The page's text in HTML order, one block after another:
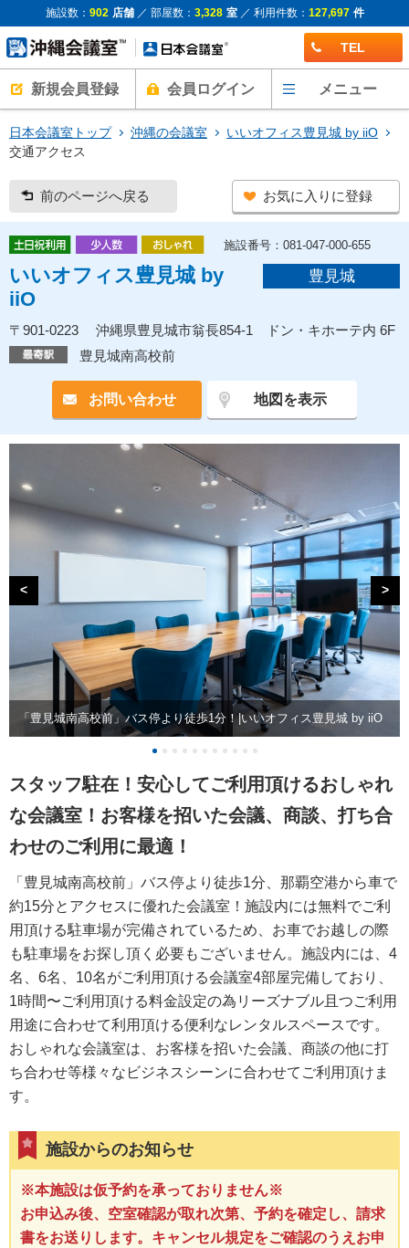
施設数： 902 店舗／ 部屋数： 3,328 室／ 利用件数： 127,697 件
TEL
新規会員登録 会員ログイン メニュー
日本会議室トップ 沖縄の会議室
いいオフィス豊見城 by iiO
交通アクセス
前のページへ戻る お気に入りに登録
施設番号：081-047-000-655
いいオフィス豊見城 by
iiO
豊見城
〒901-0223 沖縄県豊見城市翁長854-1 ドン・キホーテ内 6F
豊見城南高校前
お問い合わせ 地図を表示
「豊見城南高校前」バス停より徒歩1分！|いいオフィス豊見城 by iiO
< >
スタッフ駐在！安心してご利用頂けるおしゃれ
な会議室！お客様を招いた会議、商談、打ち合
わせのご利用に最適！
「豊見城南高校前」バス停より徒歩1分、那覇空港から車で
約15分とアクセスに優れた会議室！施設内には無料でご利
用頂ける駐車場が完備されているため、お車でお越しの際
も駐車場をお探し頂く必要もございません。施設内には、4
名、6名、10名がご利用頂ける会議室4部屋完備しており、
1時間〜ご利用頂ける料金設定の為リーズナブル且つご利用
用途に合わせて利用頂ける便利なレンタルスペースです。
おしゃれな会議室は、お客様を招いた会議、商談の他に打
ち合わせ等様々なビジネスシーンに合わせてご利用頂けま
す。
施設からのお知らせ
※本施設は仮予約を承っておりません※
お申込み後、空室確認が取れ次第、予約を確定し、請求
書をお送りします。キャンセル規定をご確認のうえお申